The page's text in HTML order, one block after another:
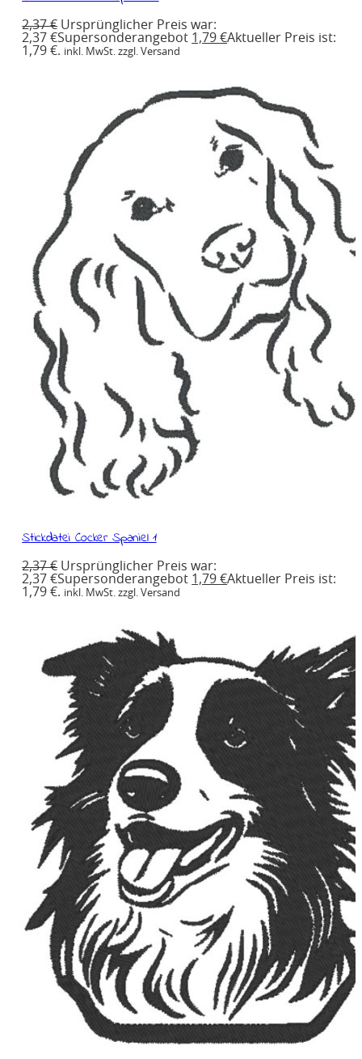
2,37€ Ursprünglicher Preis war:
2,37 €Supersonderangebot 1,79€Aktueller Preis ist:
1,79 €. inkl. MwSt. zzgl. Versand
Stickdatei Cocker Spaniel 1
2,37€ Ursprünglicher Preis war:
2,37 €Supersonderangebot 1,79€Aktueller Preis ist:
1,79 €. inkl. MwSt. zzgl. Versand